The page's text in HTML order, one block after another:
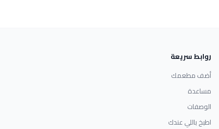
روابط سريعة
أضف مطعمك
مساعدة
الوصفات
اطبخ باللي عندك